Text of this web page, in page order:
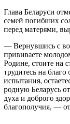
Глава Беларуси
семей погибших
перед матерями,
— Вернувшись с
прививаете
Родине, стоите на
трудитесь на
испытания,
родную Беларусь
духа и доброго
благополучия, —